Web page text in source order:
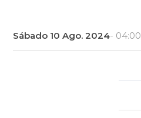
Sábado 10 Ago. 2024- 04:00